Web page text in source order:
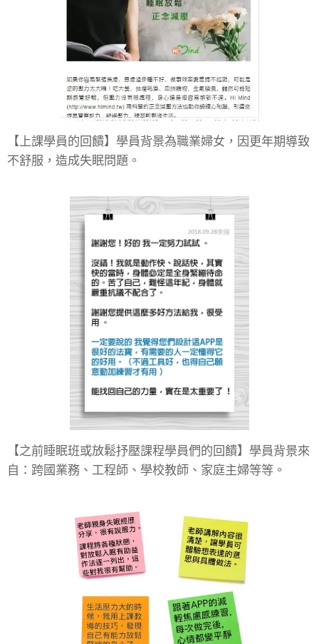
【上課學員的回饋】學員背景為職業婦女，因更年期導致
不舒服，造成失眠問題。
【之前睡眠班或放鬆抒壓課程學員們的回饋】學員背景來
自：跨國業務、工程師、學校教師、家庭主婦等等。